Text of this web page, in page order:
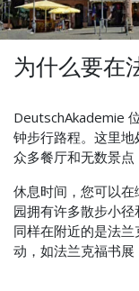
为什么要在
DeutschAkademie
钟步行路程。这里地
众多餐厅和无数景点
休息时间，您可以
园拥有许多散步小径
同样在附近的是法
动，如法兰克福书展